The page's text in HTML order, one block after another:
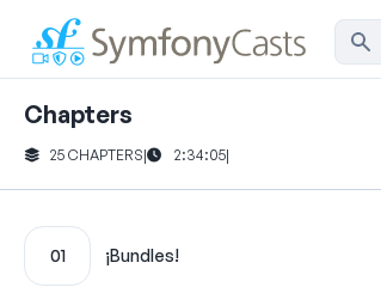
Chapters
25 CHAPTERS| 2:34:05|
01 ¡Bundles!